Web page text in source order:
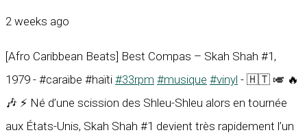
2 weeks ago
[Afro Caribbean Beats] Best Compas – Skah Shah #1,
1979 - #caraïbe #haïti #33rpm #musique #vinyl - 🇭🇹 🎺 🔥
🎶 ⚡ Né d’une scission des Shleu-Shleu alors en tournée
aux États-Unis, Skah Shah #1 devient très rapidement l’un